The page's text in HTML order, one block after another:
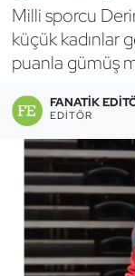
Milli sporcu
küçük kadınlar
puanla gümüş
FANATIK
EDITÖR
Bocce
Buz Hokeyi
Buz Pateni
Çim Hokeyi